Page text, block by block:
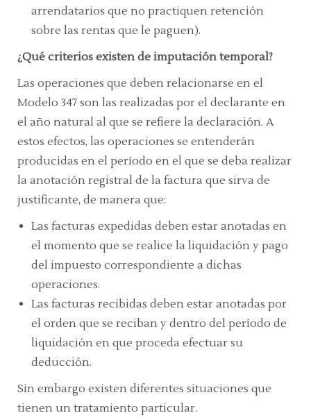
arrendatarios que no practiquen retención
sobre las rentas que le paguen).
¿Qué criterios existen de imputación temporal?
Las operaciones que deben relacionarse en el
Modelo 347 son las realizadas por el declarante en
el año natural al que se refiere la declaración. A
estos efectos, las operaciones se entenderán
producidas en el período en el que se deba realizar
la anotación registral de la factura que sirva de
justificante, de manera que:
Las facturas expedidas deben estar anotadas en
el momento que se realice la liquidación y pago
del impuesto correspondiente a dichas
operaciones.
Las facturas recibidas deben estar anotadas por
el orden que se reciban y dentro del período de
liquidación en que proceda efectuar su
deducción.
Sin embargo existen diferentes situaciones que
tienen un tratamiento particular.